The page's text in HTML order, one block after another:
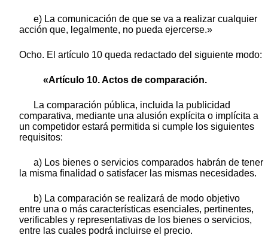
e) La comunicación de que se va a realizar cualquier
acción que, legalmente, no pueda ejercerse.»
Ocho. El artículo 10 queda redactado del siguiente modo:
«Artículo 10. Actos de comparación.
La comparación pública, incluida la publicidad
comparativa, mediante una alusión explícita o implícita a
un competidor estará permitida si cumple los siguientes
requisitos:
a) Los bienes o servicios comparados habrán de tener
la misma finalidad o satisfacer las mismas necesidades.
b) La comparación se realizará de modo objetivo
entre una o más características esenciales, pertinentes,
verificables y representativas de los bienes o servicios,
entre las cuales podrá incluirse el precio.